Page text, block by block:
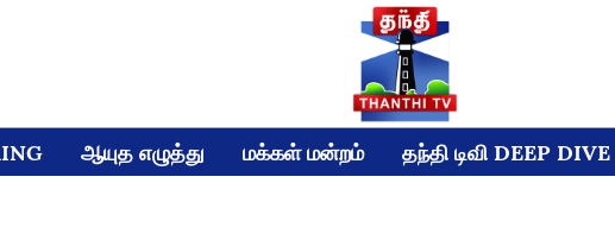
ஆயுத எழுத்து மக்கள் மன்றம் தந்தி டிவி DEEP DIVE